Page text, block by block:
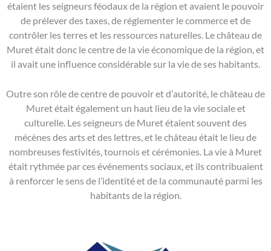
étaient les seigneurs féodaux de la région et avaient le pouvoir
de prélever des taxes, de réglementer le commerce et de
contrôler les terres et les ressources naturelles. Le château de
Muret était donc le centre de la vie économique de la région, et
il avait une influence considérable sur la vie de ses habitants.
Outre son rôle de centre de pouvoir et d’autorité, le château de
Muret était également un haut lieu de la vie sociale et
culturelle. Les seigneurs de Muret étaient souvent des
mécènes des arts et des lettres, et le château était le lieu de
nombreuses festivités, tournois et cérémonies. La vie à Muret
était rythmée par ces événements sociaux, et ils contribuaient
à renforcer le sens de l’identité et de la communauté parmi les
habitants de la région.